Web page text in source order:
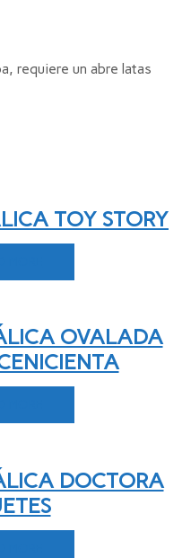
requiere un abre latas
TOY STORY
OVALADA
DOCTORA